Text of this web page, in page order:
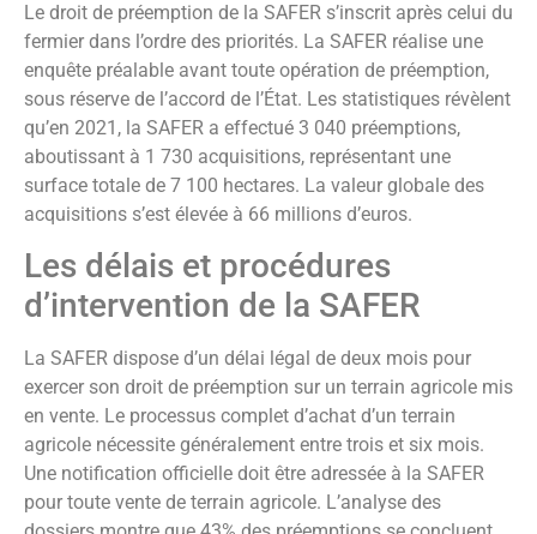
Le droit de préemption de la SAFER s’inscrit après celui du
fermier dans l’ordre des priorités. La SAFER réalise une
enquête préalable avant toute opération de préemption,
sous réserve de l’accord de l’État. Les statistiques révèlent
qu’en 2021, la SAFER a effectué 3 040 préemptions,
aboutissant à 1 730 acquisitions, représentant une
surface totale de 7 100 hectares. La valeur globale des
acquisitions s’est élevée à 66 millions d’euros.
Les délais et procédures
d’intervention de la SAFER
La SAFER dispose d’un délai légal de deux mois pour
exercer son droit de préemption sur un terrain agricole mis
en vente. Le processus complet d’achat d’un terrain
agricole nécessite généralement entre trois et six mois.
Une notification officielle doit être adressée à la SAFER
pour toute vente de terrain agricole. L’analyse des